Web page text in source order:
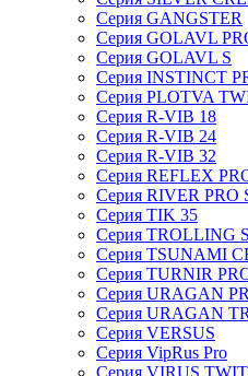
Серия GANGSTER
Серия GOLAVL
Серия GOLAVL S
Серия INSTINCT
Серия PLOTVA
Серия R-VIB 18
Серия R-VIB 24
Серия R-VIB 32
Серия REFLEX
Серия RIVER PRO
Серия TIK 35
Серия TROLLING
Серия TSUNAMI
Серия TURNIR
Серия URAGAN
Серия URAGAN TR
Серия VERSUS
Серия VipRus Pro
Серия VIRUS